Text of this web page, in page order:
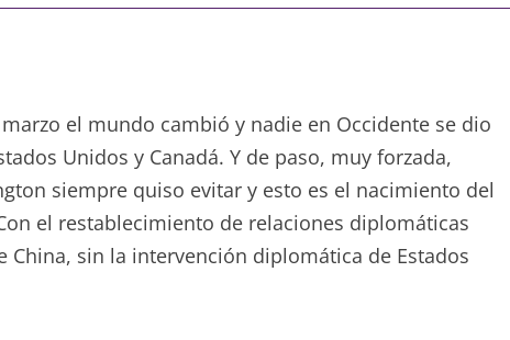
el mundo cambió y nadie en Occidente se dio
Unidos y Canadá. Y de paso, muy forzada,
siempre quiso evitar y esto es el nacimiento del
el restablecimiento de relaciones diplomáticas
sin la intervención diplomática de Estados